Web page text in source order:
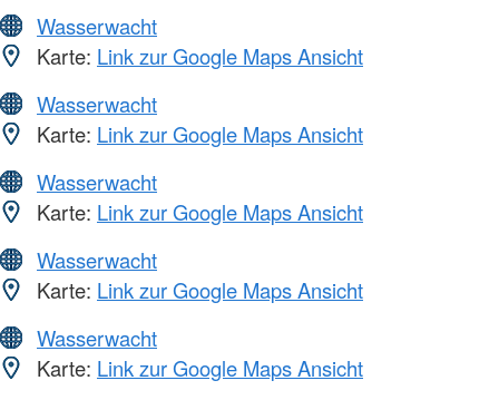
Wasserwacht
Karte: Link zur Google Maps Ansicht
Wasserwacht
Karte: Link zur Google Maps Ansicht
Wasserwacht
Karte: Link zur Google Maps Ansicht
Wasserwacht
Karte: Link zur Google Maps Ansicht
Wasserwacht
Karte: Link zur Google Maps Ansicht